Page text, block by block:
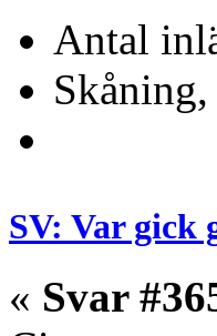
Antal
SV: Var gick
« Svar